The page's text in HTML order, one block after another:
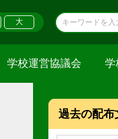
大
学校運営協議会 学
過去の配布